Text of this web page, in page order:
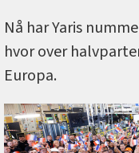
Nå har Yaris
hvor over
Europa.